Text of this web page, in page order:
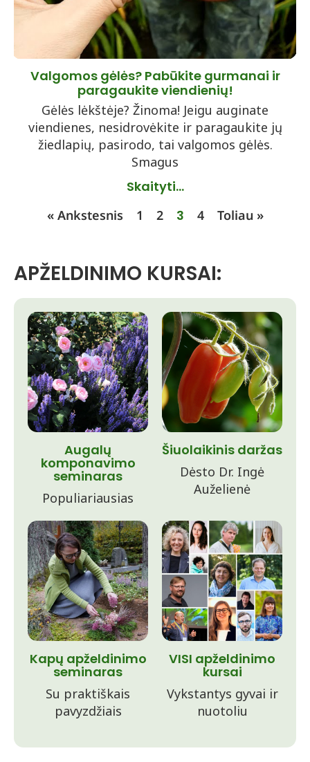
Valgomos gėlės? Pabūkite gurmanai ir
paragaukite viendienių!
Gėlės lėkštėje? Žinoma! Jeigu auginate
viendienes, nesidrovėkite ir paragaukite jų
žiedlapių, pasirodo, tai valgomos gėlės.
Smagus
Skaityti...
« Ankstesnis 1 2 3 4 Toliau »
APŽELDINIMO KURSAI:
Augalų
komponavimo
seminaras
Populiariausias
Šiuolaikinis daržas
Dėsto Dr. Ingė
Auželienė
Kapų apželdinimo
seminaras
Su praktiškais
pavyzdžiais
VISI apželdinimo
kursai
Vykstantys gyvai ir
nuotoliu